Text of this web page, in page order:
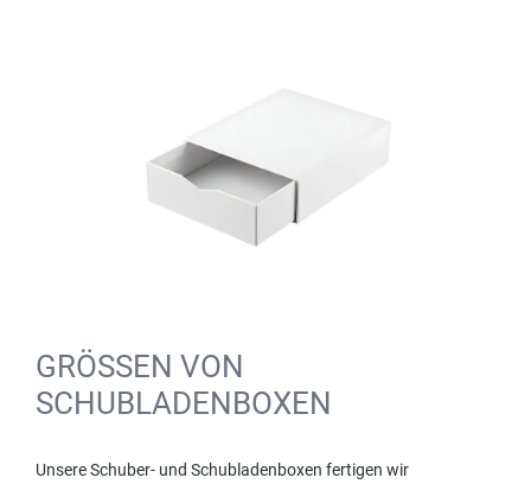
GRÖSSEN VON S
CHUBLADENBOXEN
Unsere Schuber- und Schubladenboxen fertigen wir